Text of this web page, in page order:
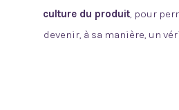
culture du produit, pour
devenir, à sa manière, un